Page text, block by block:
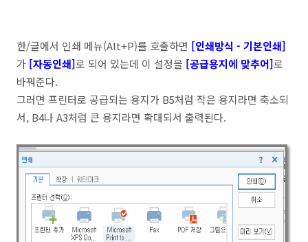
한/글에서 인쇄 메뉴(Alt+P)를 호출하면 [인쇄방식 - 기본인쇄]
가 [자동인쇄]로 되어 있는데 이 설정을 [공급용지에 맞추어]로
바꿔준다.
그러면 프린터로 공급되는 용지가 B5처럼 작은 용지라면 축소되
서, B4나 A3처럼 큰 용지라면 확대되서 출력된다.